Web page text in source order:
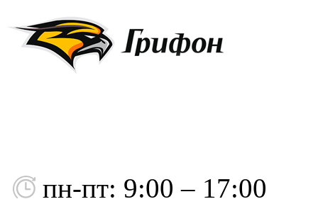
пн-пт: 9:00 – 17:00